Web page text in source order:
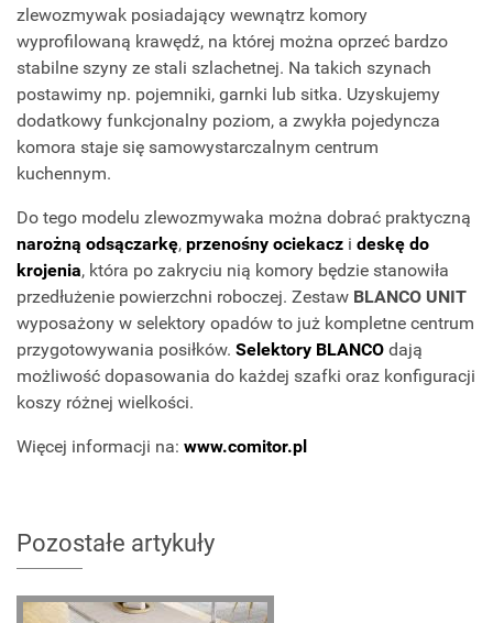
zlewozmywak posiadający wewnątrz komory
wyprofilowaną krawędź, na której można oprzeć bardzo
stabilne szyny ze stali szlachetnej. Na takich szynach
postawimy np. pojemniki, garnki lub sitka. Uzyskujemy
dodatkowy funkcjonalny poziom, a zwykła pojedyncza
komora staje się samowystarczalnym centrum
kuchennym.
Do tego modelu zlewozmywaka można dobrać praktyczną
narożną odsączarkę, przenośny ociekacz i deskę do
krojenia, która po zakryciu nią komory będzie stanowiła
przedłużenie powierzchni roboczej. Zestaw BLANCO UNIT
wyposażony w selektory opadów to już kompletne centrum
przygotowywania posiłków. Selektory BLANCO dają
możliwość dopasowania do każdej szafki oraz konfiguracji
koszy różnej wielkości.
Więcej informacji na: www.comitor.pl
Pozostałe artykuły